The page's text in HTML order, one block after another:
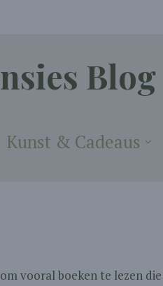
Blog
Kunst & Cadeaus
vooral boeken te lezen die